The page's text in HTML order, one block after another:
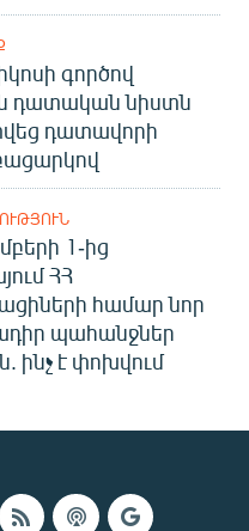
գործով
դատական նիստն
դատավորի
1-ից
ՀՀ
համար նոր
պահանջներ
ինչ է փոխվում